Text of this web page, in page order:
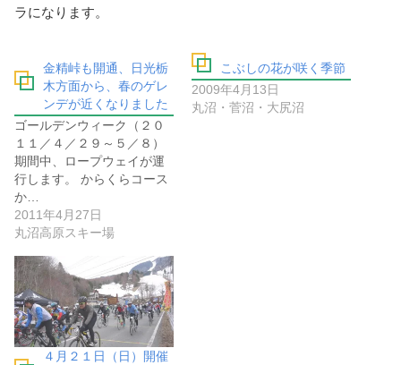
ラになります。
金精峠も開通、日光栃
木方面から、春のゲレ
ンデが近くなりました
ゴールデンウィーク（２０
１１／４／２９～５／８）
期間中、ロープウェイが運
行します。 からくらコース
か…
2011年4月27日
丸沼高原スキー場
こぶしの花が咲く季節
2009年4月13日
丸沼・菅沼・大尻沼
４月２１日（日）開催